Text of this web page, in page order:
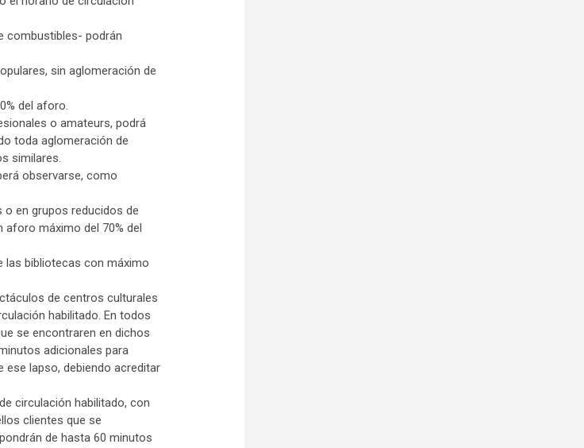
combustibles- podrán
sin aglomeración de
del aforo.
o amateurs, podrá
toda aglomeración de
similares.
observarse, como
o en grupos reducidos de
máximo del 70% del
las bibliotecas con máximo
de centros culturales
habilitado. En todos
se encontraren en dichos
adicionales para
lapso, debiendo acreditar
circulación habilitado, con
clientes que se
de hasta 60 minutos